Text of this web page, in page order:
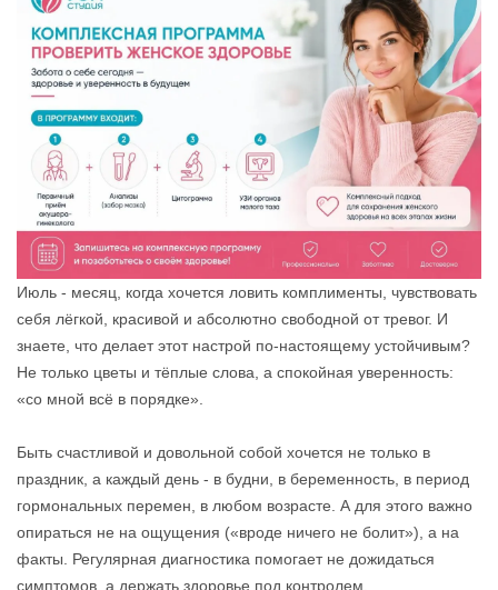
Июль - месяц, когда хочется ловить комплименты, чувствовать
себя лёгкой, красивой и абсолютно свободной от тревог. И
знаете, что делает этот настрой по-настоящему устойчивым?
Не только цветы и тёплые слова, а спокойная уверенность:
«со мной всё в порядке».
Быть счастливой и довольной собой хочется не только в
праздник, а каждый день - в будни, в беременность, в период
гормональных перемен, в любом возрасте. А для этого важно
опираться не на ощущения («вроде ничего не болит»), а на
факты. Регулярная диагностика помогает не дожидаться
симптомов, а держать здоровье под контролем.